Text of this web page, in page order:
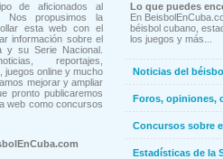
de aficionados al
Nos propusimos la
esta web con el
información sobre el
y su Serie Nacional.
reportajes,
juegos online y mucho
mejorar y ampliar
pronto publicaremos
web como concursos
Lo que puedes
En
béisbol cubano,
los juegos y más...
Noticias del
Foros, opiniones,
Concursos sobre
Estadísticas de la